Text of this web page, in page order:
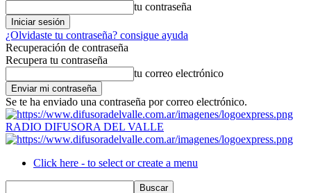
tu contraseña
¿Olvidaste tu contraseña? consigue ayuda
Recuperación de contraseña
Recupera tu contraseña
tu correo electrónico
Se te ha enviado una contraseña por correo electrónico.
RADIO DIFUSORA DEL VALLE
Click here - to select or create a menu